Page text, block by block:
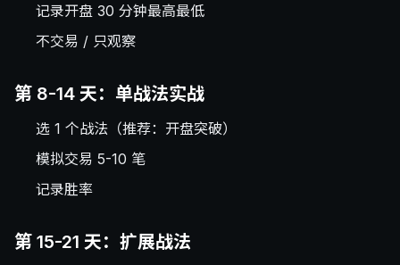
记录开盘 30 分钟最高最低
不交易 / 只观察
第 8-14 天：单战法实战
选 1 个战法（推荐：开盘突破）
模拟交易 5-10 笔
记录胜率
第 15-21 天：扩展战法